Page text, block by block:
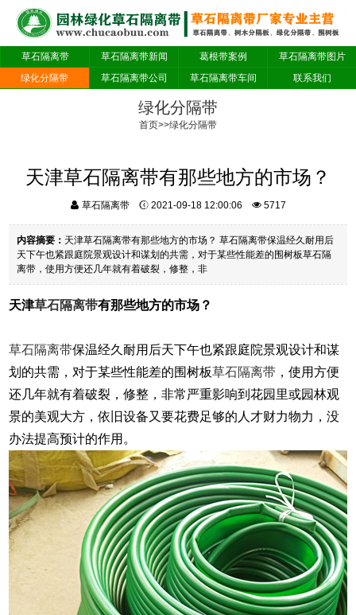
草石隔离带 草石隔离带新闻 葛根带案例
草石隔离带图片
绿化分隔带
草石隔离带公司 草石隔离带车间 联系我们
绿化分隔带
首页>>绿化分隔带
天津草石隔离带有那些地方的市场？
草石隔离带 2021-09-18 12:00:06 5717
内容摘要： 天津草石隔离带有那些地方的市场？ 草石隔离带保温经久耐用后
天下午也紧跟庭院景观设计和谋划的共需，对于某些性能差的围树板草石隔
离带，使用方便还几年就有着破裂，修整，非
天津草石隔离带有那些地方的市场？
草石隔离带保温经久耐用后天下午也紧跟庭院景观设计和谋
划的共需，对于某些性能差的围树板草石隔离带 ，使用方便
还几年就有着破裂，修整，非常严重影响到花园里或园林观
景的美观大方，依旧设备又要花费足够的人才财力物力，没
办法提高预计的作用。